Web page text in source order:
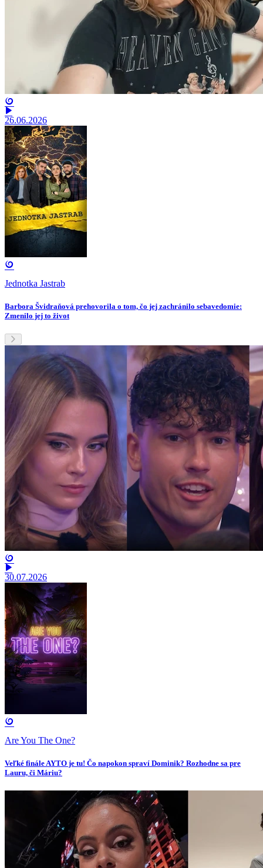
26.06.2026
Jednotka Jastrab
Barbora Švidraňová prehovorila o tom, čo jej zachránilo sebavedomie:
Zmenilo jej to život
30.07.2026
Are You The One?
Veľké finále AYTO je tu! Čo napokon spraví Dominik? Rozhodne sa pre
Lauru, či Máriu?